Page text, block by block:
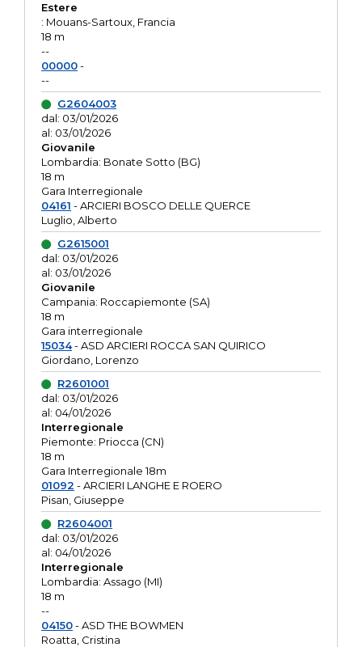
Estere
: Mouans-Sartoux, Francia
18 m
--
00000-
--
G2604003
dal: 03/01/2026
al: 03/01/2026
Giovanile
Lombardia: Bonate Sotto (BG)
18 m
Gara Interregionale
04161 - ARCIERI BOSCO DELLE QUERCE
Luglio, Alberto
G2615001
dal: 03/01/2026
al: 03/01/2026
Giovanile
Campania: Roccapiemonte (SA)
18 m
Gara interregionale
15034- ASD ARCIERI ROCCA SAN QUIRICO
Giordano, Lorenzo
R2601001
dal: 03/01/2026
al: 04/01/2026
Interregionale
Piemonte: Priocca (CN)
18 m
Gara Interregionale 18m
01092 - ARCIERI LANGHE E ROERO
Pisan, Giuseppe
R2604001
dal: 03/01/2026
al: 04/01/2026
Interregionale
Lombardia: Assago (MI)
18 m
--
04150- ASD THE BOWMEN
Roatta, Cristina